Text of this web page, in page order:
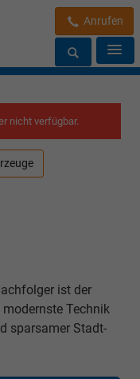
Anrufen
nicht verfügbar.
ist der
Technik
sparsamer Stadt-